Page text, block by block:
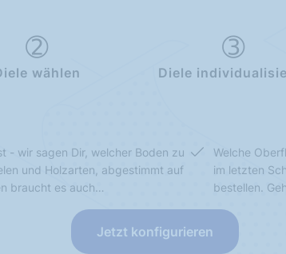
wählen Diele
- wir sagen Dir, welcher Boden zu
und Holzarten, abgestimmt auf
braucht es auch…
Welche
im letzten
bestellen.
Jetzt konfigurieren